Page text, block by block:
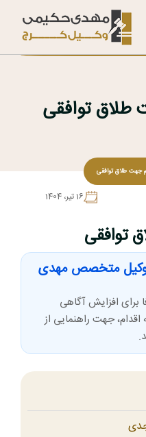
طلاق توافقی
جهت طلاق توافقی
16 تير، 1404
توافقی
وکیل متخصص مهدی
برای افزایش آگاهی
جهت راهنمایی از